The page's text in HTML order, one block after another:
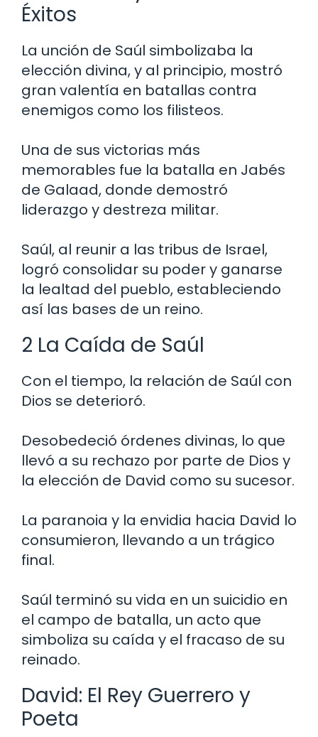
Éxitos
La unción de Saúl simbolizaba la
elección divina, y al principio, mostró
gran valentía en batallas contra
enemigos como los filisteos.
Una de sus victorias más
memorables fue la batalla en Jabés
de Galaad, donde demostró
liderazgo y destreza militar.
Saúl, al reunir a las tribus de Israel,
logró consolidar su poder y ganarse
la lealtad del pueblo, estableciendo
así las bases de un reino.
2 La Caída de Saúl
Con el tiempo, la relación de Saúl con
Dios se deterioró.
Desobedeció órdenes divinas, lo que
llevó a su rechazo por parte de Dios y
la elección de David como su sucesor.
La paranoia y la envidia hacia David lo
consumieron, llevando a un trágico
final.
Saúl terminó su vida en un suicidio en
el campo de batalla, un acto que
simboliza su caída y el fracaso de su
reinado.
David: El Rey Guerrero y
Poeta